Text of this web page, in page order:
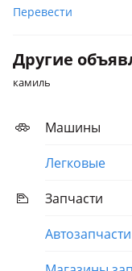
1995 - 1999 W210/
1995 - 1999 W210/
1995 - 1999 W210/
1999 - 2002 W210/
Перевести
Другие
камиль
Машины
Легковые
Запчасти
Автозапчасти